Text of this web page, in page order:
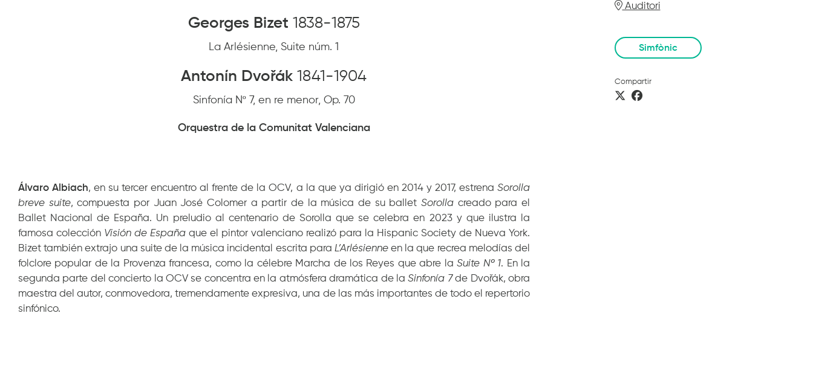
Auditori
Simfònic
Compartir
Georges Bizet 1838-1875
La Arlésienne, Suite núm. 1
Antonín Dvořák1841-1904
Sinfonía Nº 7, en re menor, Op. 70
Orquestra de la Comunitat Valenciana
Álvaro Albiach, en su tercer encuentro al frente de la OCV, a la que ya dirigió en 2014 y 2017, estrenaSorolla
breve suite, compuesta por Juan José Colomer a partir de la música de su balletSorolla creado para el
Ballet Nacional de España. Un preludio al centenario de Sorolla que se celebra en 2023 y que ilustra la
famosa colección Visión de España que el pintor valenciano realizó para la Hispanic Society de Nueva York.
Bizet también extrajo una suite de la música incidental escrita para L’Arlésienneen la que recrea melodías del
folclore popular de la Provenza francesa, como la célebre Marcha de los Reyes que abre laSuite Nº 1. En la
segunda parte del concierto la OCV se concentra en la atmósfera dramática de laSinfonía 7de Dvořák, obra
maestra del autor, conmovedora, tremendamente expresiva, una de las más importantes de todo el repertorio
sinfónico.